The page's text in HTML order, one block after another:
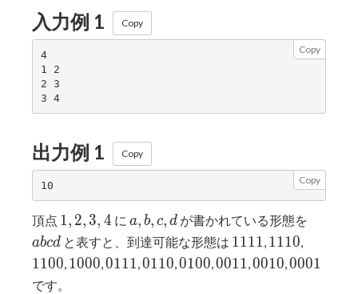
入力例 1 Copy
Copy
4
1 2
2 3
3 4
出力例 1 Copy
Copy
頂点 1,2,3,4
1, 2, 3, 4 に a,b,c,d
a, b, c, d が書かれている形態を
abcd と表すと、到達可能な形態は 1111
1111, 1110
1110,
1100, 1000
1000,0111
0111,0110
0110,0100
0100,0011
0011,0010
0010,0001
0001
です。